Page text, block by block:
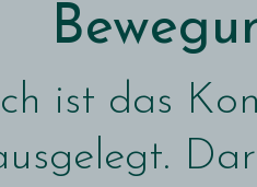
ist das